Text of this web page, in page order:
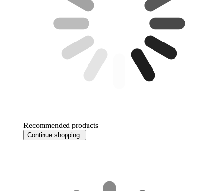
Recommended products
Continue shopping